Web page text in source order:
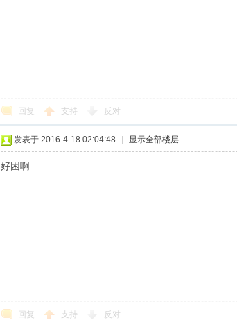
回复 支持 反对
发表于 2016-4-18 02:04:48 显示全部楼层
好困啊
回复 支持 反对